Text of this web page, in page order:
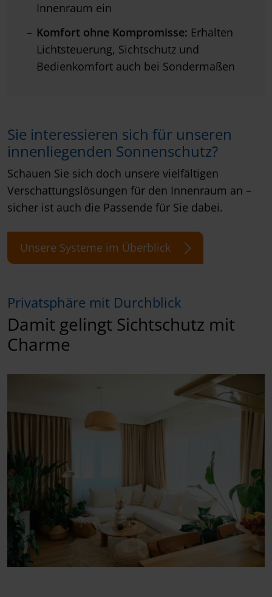
Innenraum ein
Komfort ohne Kompromisse: Erhalten
Lichtsteuerung, Sichtschutz und
Bedienkomfort auch bei Sondermaßen
Sie interessieren sich für unseren
innenliegenden Sonnenschutz?
Schauen Sie sich doch unsere vielfältigen
Verschattungslösungen für den Innenraum an –
sicher ist auch die Passende für Sie dabei.
Unsere Systeme im Überblick
Privatsphäre mit Durchblick
Damit gelingt Sichtschutz mit
Charme